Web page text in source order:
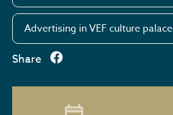
Advertising in VEF culture palace
Share